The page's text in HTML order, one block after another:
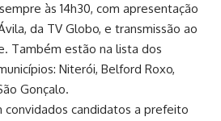
às 14h30, com apresentação
da TV Globo, e transmissão ao
Também estão na lista dos
Niterói, Belford Roxo,
Gonçalo.
convidados candidatos a prefeito